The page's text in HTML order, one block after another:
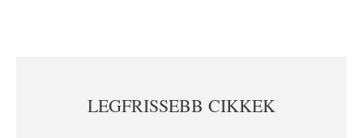
LEGFRISSEBB CIKKEK